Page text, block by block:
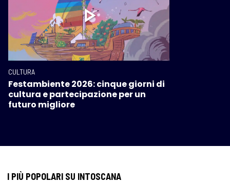
CULTURA
Festambiente 2026: cinque giorni di
cultura e partecipazione per un
futuro migliore
I PIÙ POPOLARI SU INTOSCANA